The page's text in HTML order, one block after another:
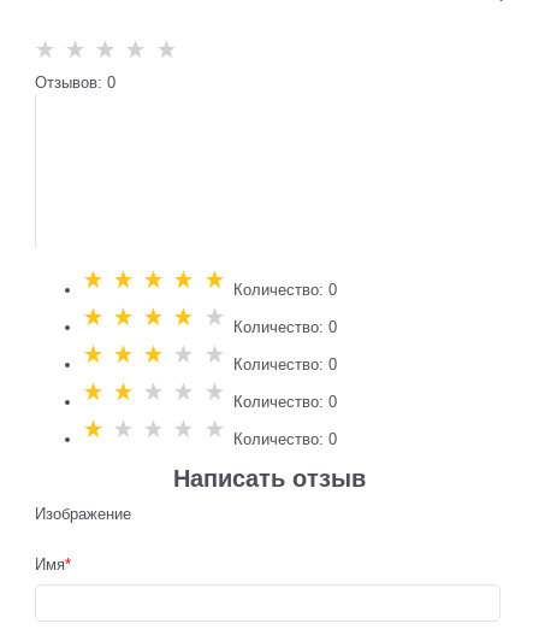
Отзывов: 0
Количество: 0
Количество: 0
Количество: 0
Количество: 0
Количество: 0
Написать отзыв
Изображение
Имя